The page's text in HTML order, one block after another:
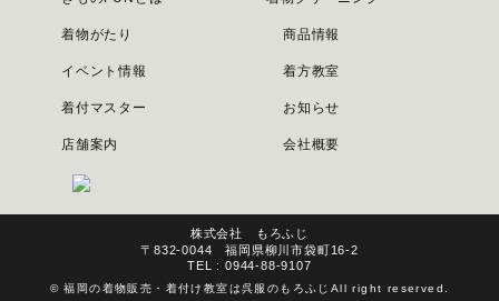
着物がたり 商品情報
イベント情報 着方教室
着付マスター お知らせ
店舗案内 会社概要
株式会社 もろふじ
〒832-0044 福岡県柳川市袋町16-2
TEL : 0944-88-9107
©福岡の着物販売・着付け教室は呉服のもろふじ All right reserved.